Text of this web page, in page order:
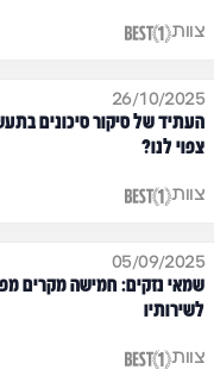
צוות
26/10/2025
העתיד של סיקור סיכונים
צפוי לנו?
צוות
05/09/2025
שמאי נזקים: חמישה מקרים
לשירותיו
צוות